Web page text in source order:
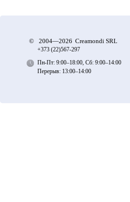
© 2004—2026 Creamondi SRL
+373 (22)567-297
Пн-Пт: 9:00–18:00, Сб: 9:00–14:00
Перерыв: 13:00–14:00